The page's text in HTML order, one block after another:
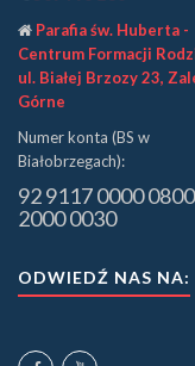
Parafia św. Huberta -
Centrum Formacji
ul. Białej Brzozy 23,
Górne
Numer konta (BS w
Białobrzegach):
92 9117 0000
2000 0030
ODWIEDŹ NAS NA: